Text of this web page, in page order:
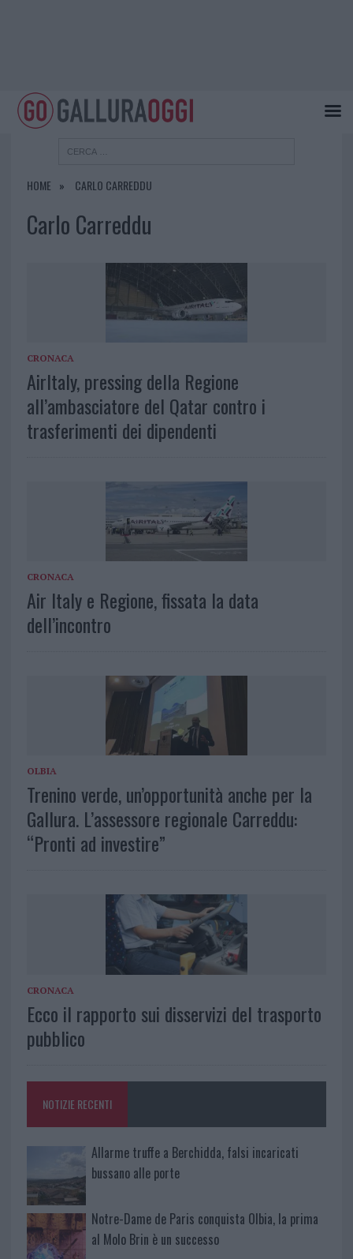
HOME CARLO CARREDDU
Carlo Carreddu
CRONACA
AirItaly, pressing della Regione
all’ambasciatore del Qatar contro i
trasferimenti dei dipendenti
CRONACA
Air Italy e Regione, fissata la data
dell’incontro
OLBIA
Trenino verde, un’opportunità anche per la
Gallura. L’assessore regionale Carreddu:
“Pronti ad investire”
CRONACA
Ecco il rapporto sui disservizi del trasporto
pubblico
NOTIZIE RECENTI
Allarme truffe a Berchidda, falsi incaricati
bussano alle porte
Notre-Dame de Paris conquista Olbia, la prima
al Molo Brin è un successo